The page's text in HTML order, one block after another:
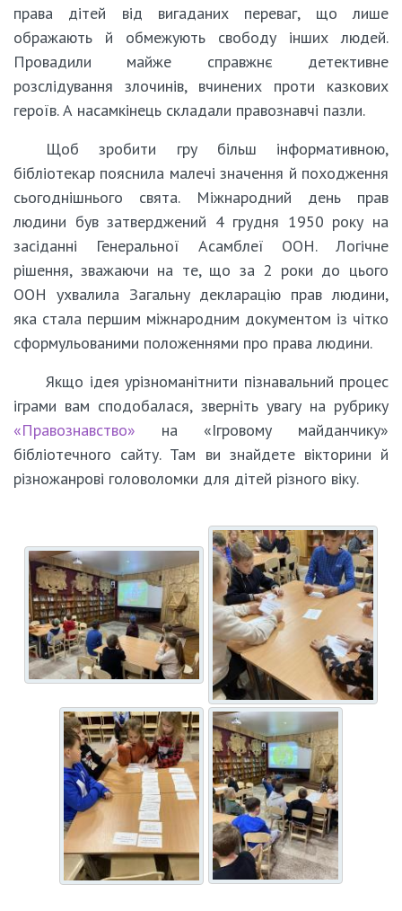
права дітей від вигаданих переваг, що лише
ображають й обмежують свободу інших людей.
Провадили майже справжнє детективне
розслідування злочинів, вчинених проти казкових
героїв. А насамкінець складали правознавчі пазли.
Щоб зробити гру більш інформативною,
бібліотекар пояснила малечі значення й походження
сьогоднішнього свята. Міжнародний день прав
людини був затверджений 4 грудня 1950 року на
засіданні Генеральної Асамблеї ООН. Логічне
рішення, зважаючи на те, що за 2 роки до цього
ООН ухвалила Загальну декларацію прав людини,
яка стала першим міжнародним документом із чітко
сформульованими положеннями про права людини.
Якщо ідея урізноманітнити пізнавальний процес
іграми вам сподобалася, зверніть увагу на рубрику
«Правознавство» на «Ігровому майданчику»
бібліотечного сайту. Там ви знайдете вікторини й
різножанрові головоломки для дітей різного віку.